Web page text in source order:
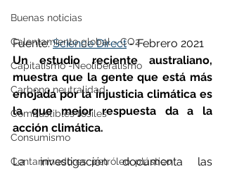
Buenas noticias
Calentamiento global - CO2
Capitalismo -Neoliberalismo
Carbono neutralidad
Combustibles fósiles
Consumismo
Contaminadores: petróleo, plástico
Fuente: Science Direct - Febrero 2021
Un estudio reciente australiano,
muestra que la gente que está más
enojada por la injusticia climática es
la que mejor respuesta da a la
acción climática.
La investigación documenta las